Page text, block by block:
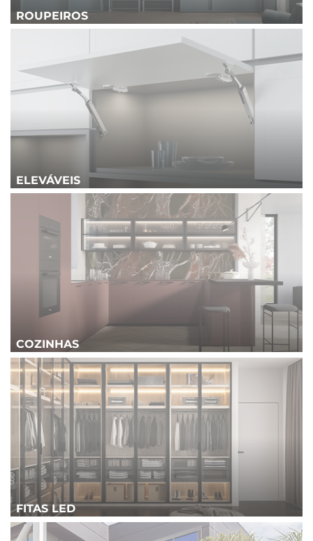
ROUPEIROS
ELEVÁVEIS
COZINHAS
FITAS LED